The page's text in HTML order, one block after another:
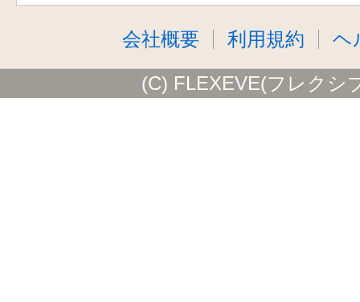
会社概要 利用規約 ヘ
(C) FLEXEVE(フレクシ